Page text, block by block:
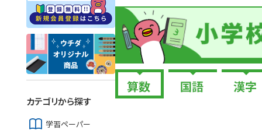
カテゴリから探す
学習ペーパー